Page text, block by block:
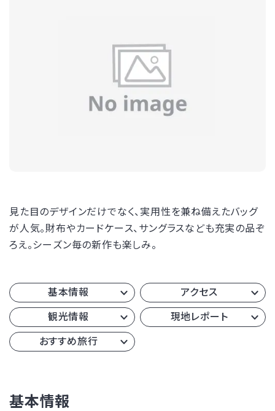
見た目のデザインだけでなく、実用性を兼ね備えたバッグ
が人気。財布やカードケース、サングラスなども充実の品ぞ
ろえ。シーズン毎の新作も楽しみ。
基本情報 アクセス
観光情報 現地レポート
おすすめ旅行
基本情報